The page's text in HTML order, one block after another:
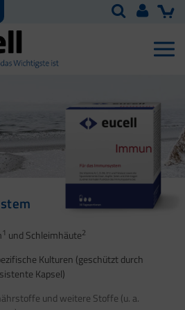
1 und Schleimhäute2
Kulturen (geschützt durch
Kapsel)
und weitere Stoffe (u. a.
4